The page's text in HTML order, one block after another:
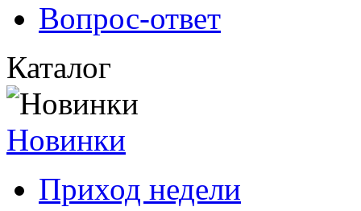
Вопрос-ответ
Каталог
Новинки
Приход недели